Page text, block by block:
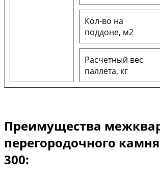
Кол-во на
поддоне, м2
Расчетный вес
паллета, кг
Преимущества
перегородочного
300: